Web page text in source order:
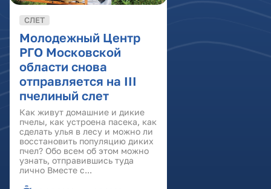
СЛЕТ
Молодежный Центр
РГО Московской
области снова
отправляется на III
пчелиный слет
Как живут домашние и дикие
пчелы, как устроена пасека, как
сделать улья в лесу и можно ли
восстановить популяцию диких
пчел? Обо всем об этом можно
узнать, отправившись туда
лично Вместе с...